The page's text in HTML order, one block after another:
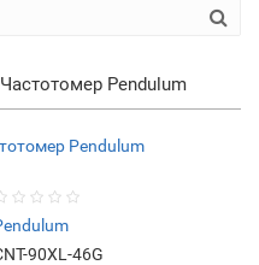
Частотомер Pendulum
90XL-46G